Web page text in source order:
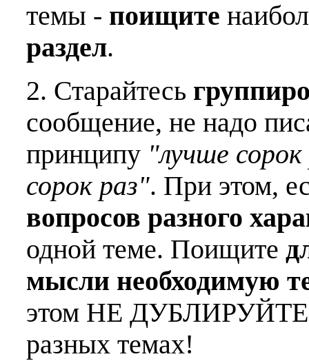
темы - поищите
раздел.
2. Старайтесь
сообщение, не надо
принципу "лучше
сорок раз". При этом,
вопросов разного
одной теме. Поищите
мысли необходимую
этом НЕ ДУБЛИРУЙТЕ
разных темах!